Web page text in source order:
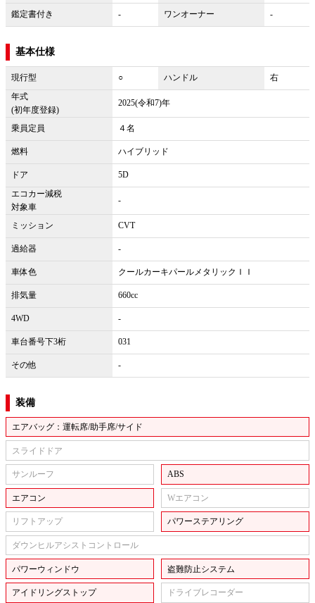
鑑定書付き - ワンオーナー -
基本仕様
現行型 ○ ハンドル
右
年式
(初年度登録)
2025(令和7)年
乗員定員 ４名
燃料 ハイブリッド
ドア
5D
エコカー減税
対象車
-
ミッション CVT
過給器 -
車体色 クールカーキパールメタリックＩＩ
排気量 660cc
4WD -
車台番号下3桁 031
その他 -
装備
エアバッグ：運転席/助手席/サイド
スライドドア
サンルーフ ABS
エアコン Wエアコン
リフトアップ パワーステアリング
ダウンヒルアシストコントロール
パワーウィンドウ 盗難防止システム
アイドリングストップ ドライブレコーダー